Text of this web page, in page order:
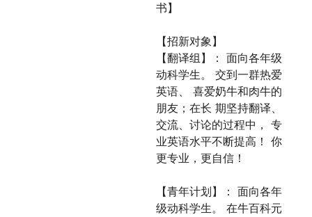
书】
【招新对象】
【翻译组】： 面向各年级
动科学生。 交到一群热爱
英语、 喜爱奶牛和肉牛的
朋友；在长 期坚持翻译、
交流、讨论的过程中， 专
业英语水平不断提高！ 你
更专业，更自信！
【青年计划】： 面向各年
级动科学生。 在牛百科元